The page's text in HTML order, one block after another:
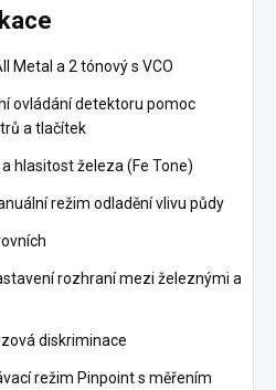
Metal a 2 tónový s VCO
ovládání detektoru pomoc
a tlačítek
hlasitost železa (Fe Tone)
režim odladění vlivu půdy
rozhraní mezi železnými a
diskriminace
režim Pinpoint s měřením